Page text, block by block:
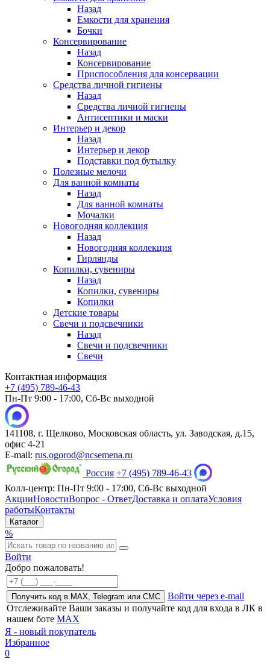
Назад
Емкости для хранения
Бочки
Консервирование
Назад
Консервирование
Приспособления для консервации
Средства личной гигиены
Назад
Средства личной гигиены
Антисептики и маски
Интерьер и декор
Назад
Интерьер и декор
Подставки под бутылку
Полезные мелочи
Для ванной комнаты
Назад
Для ванной комнаты
Мочалки
Новогодняя коллекция
Назад
Новогодняя коллекция
Гирлянды
Копилки, сувениры
Назад
Копилки, сувениры
Копилки
Детские товары
Свечи и подсвечники
Назад
Свечи и подсвечники
Свечи
Контактная информация
+7 (495) 789-46-43
Пн-Пт 9:00 - 17:00, Сб-Вс выходной
141108, г. Щелково, Московская область, ул. Заводская, д.15,
офис 4-21
E-mail: rus.ogorod@ncsemena.ru
Россия +7 (495) 789-46-43
Колл-центр: Пн-Пт 9:00 - 17:00, Сб-Вс выходной
АкцииНовостиВопрос - ОтветДоставка и оплатаУсловия
работыКонтакты
Каталог
%
Войти
Добро пожаловать!
Получить код в MAX, Telegram или СМС
Войти через e-mail
Отслеживайте Ваши заказы и получайте код для входа в ЛК в
нашем боте MAX
Я - новый покупатель
Избранное
0